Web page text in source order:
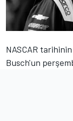
NASCAR
Busch'un